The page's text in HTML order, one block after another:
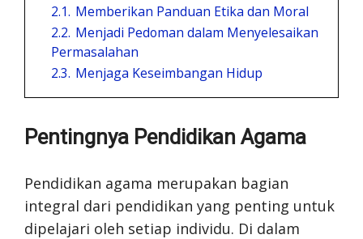
2.1. Memberikan Panduan Etika dan Moral
2.2. Menjadi Pedoman dalam Menyelesaikan
Permasalahan
2.3. Menjaga Keseimbangan Hidup
Pentingnya Pendidikan Agama
Pendidikan agama merupakan bagian
integral dari pendidikan yang penting untuk
dipelajari oleh setiap individu. Di dalam